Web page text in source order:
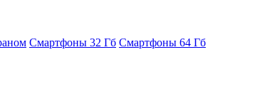
Смартфоны 32 Гб Смартфоны 64 Гб